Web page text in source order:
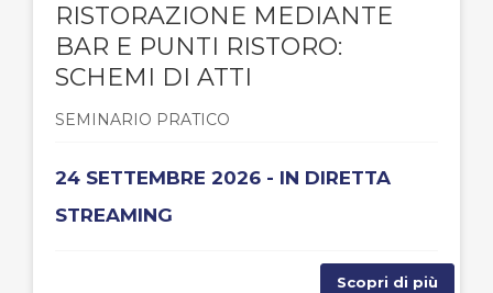
RISTORAZIONE MEDIANTE
BAR E PUNTI RISTORO:
SCHEMI DI ATTI
SEMINARIO PRATICO
24 SETTEMBRE 2026 - IN DIRETTA
STREAMING
Scopri di più